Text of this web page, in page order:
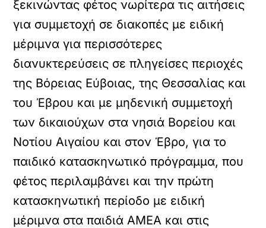
ξεκινώντας φέτος νωρίτερα τις αιτήσεις
για συμμετοχή σε διακοπές με ειδική
μέριμνα για περισσότερες
διανυκτερεύσεις σε πληγείσες περιοχές
της Βόρειας Εύβοιας, της Θεσσαλίας και
του Έβρου και με μηδενική συμμετοχή
των δικαιούχων στα νησιά Βορείου και
Νοτίου Αιγαίου και στον Έβρο, για το
παιδικό κατασκηνωτικό πρόγραμμα, που
φέτος περιλαμβάνει και την πρώτη
κατασκηνωτική περίοδο με ειδική
μέριμνα στα παιδιά ΑΜΕΑ και στις